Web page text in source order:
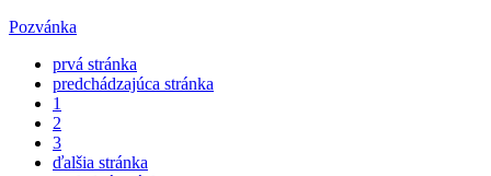
Pozvánka
prvá stránka
predchádzajúca stránka
1
2
3
ďalšia stránka